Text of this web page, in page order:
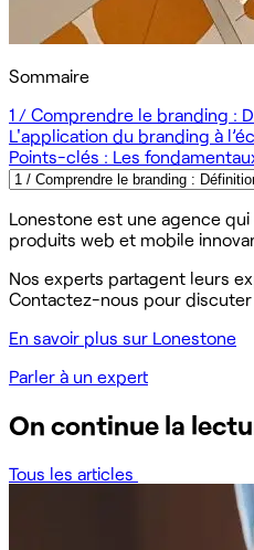
Sommaire
1 / Comprendre le branding :
L'application du branding à
Points-clés : Les
Lonestone est une agence
produits web et mobile
Nos experts partagent leurs
Contactez-nous pour
En savoir plus sur Lonestone
Parler à un expert
On continue la
Tous les articles